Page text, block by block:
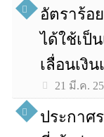
อัตราร้อ
ได้ใช้เป็
เลื่อนเงิ
21 มี.ค.
ประกาศ